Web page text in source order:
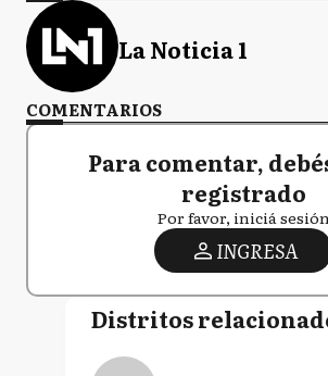
La Noticia 1
COMENTARIOS
Para comentar,
registrado
Por favor, iniciá
INGRESA
Distritos